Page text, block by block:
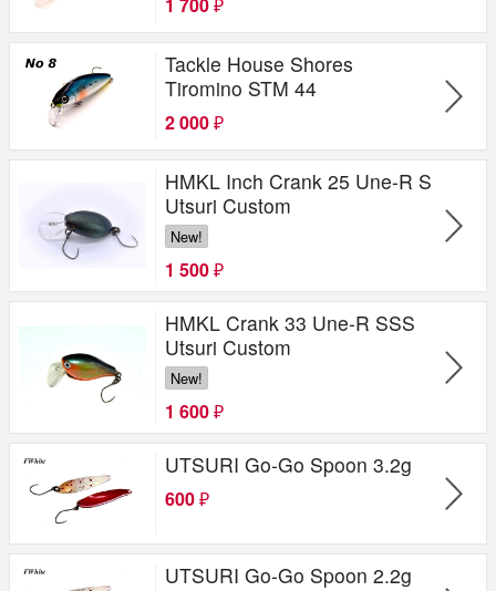
1 700 ₽
Tackle House Shores
Tiromino STM 44
2 000 ₽
HMKL Inch Crank 25 Une-R S
Utsuri Custom
New!
1 500 ₽
HMKL Crank 33 Une-R SSS
Utsuri Custom
New!
1 600 ₽
UTSURI Go-Go Spoon 3.2g
600 ₽
UTSURI Go-Go Spoon 2.2g